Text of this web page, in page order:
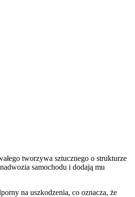
tworzywa sztucznego o strukturze
samochodu i dodają mu
na uszkodzenia, co oznacza, że